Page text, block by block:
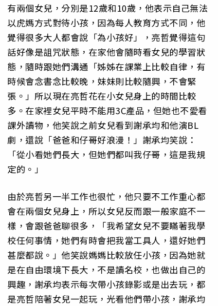
有兩個女兒，分別是12歲和10歲，他表示自己無法
以虎媽方式對待小孩，因為每人教育方式不同，他
覺得很多大人都會說「為小孩好」，亮哲覺得這句
話好像是詛咒狀態，在家他會隨時看女兒的學習狀
態，隨時跟她們溝通「姊姊在課業上比較自律，有
時候會念書念比較晚，妹妹則比較隨興，不會緊
張。」所以現在亮哲花在小女兒身上的時間比較
多。在家裡女兒平時不能用3C產品，但她也不愛看
課外讀物，他笑說之前女兒看到謝承均和他演BL
劇，還說「爸爸和仔哥好浪漫！」謝承均笑說：
「從小看她們長大，但她們都叫我仔哥，這是我規
定的。」
由於亮哲另一半工作也很忙，他只要不工作重心都
會在兩個女兒身上，所以女兒反而跟一般家庭不一
樣，會跟爸爸聊很多，「我希望女兒不要瞞著我學
校任何事情，她們有時會把我當工具人，還好她們
甚麼都說。」他笑說媽媽比較放任小孩，因為她就
是在自由環境下長大，不是讀名校，也做出自己的
興趣，謝承均表示每次帶小孩錄影或是出去玩，都
是亮哲陪著女兒一起玩，光看他們帶小孩，謝承均